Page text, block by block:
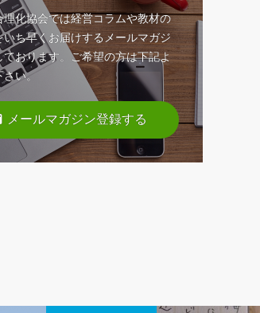
理化協会では経営コラムや教材の
いち早くお届けするメールマガジ
ております。ご希望の方は下記よ
い。
メールマガジン登録する